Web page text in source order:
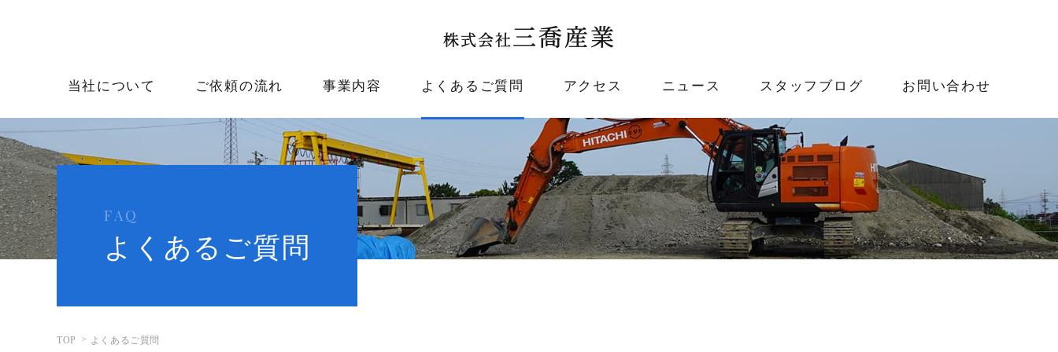
当社について ご依頼の流れ 事業内容 よくあるご質問 アクセス ニュース スタッフブログ お問い合わせ
FAQ
よくあるご質問
TOP よくあるご質問